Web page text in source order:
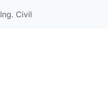
Ing. Civil